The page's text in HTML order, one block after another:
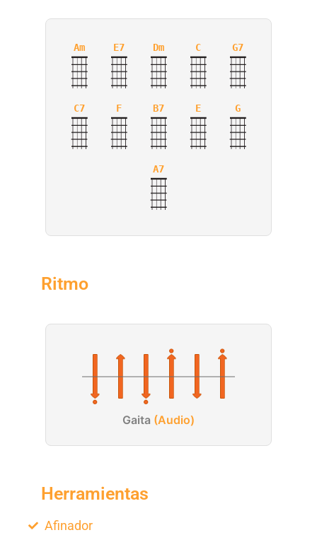
Am E7 Dm C G7
C7 F B7 E G
A7
Ritmo
Gaita (Audio)
Herramientas
Afinador